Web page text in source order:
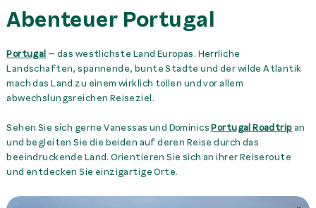
Abenteuer Portugal
Portugal – das westlichste Land Europas. Herrliche
Landschaften, spannende, bunte Städte und der wilde Atlantik
mach das Land zu einem wirklich tollen und vor allem
abwechslungsreichen Reiseziel.
Sehen Sie sich gerne Vanessas und DominicsPortugal Roadtripan
und begleiten Sie die beiden auf deren Reise durch das
beeindruckende Land. Orientieren Sie sich an ihrer Reiseroute
und entdecken Sie einzigartige Orte.